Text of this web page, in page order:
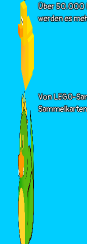
Über 50.000
werden es
Von LEGO-